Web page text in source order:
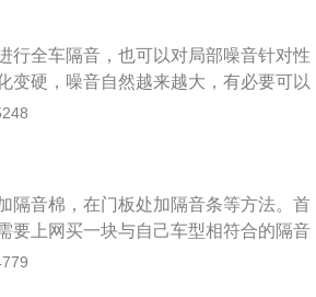
生振动，发出噪音。解决方法：检查
。当使用质量较差的燃油时，发动机
生剧烈的震动，发出噪音。解决方法：
动机异响。发动机下护板螺丝松动，
，产生噪音。解决方法：紧固或调整
行全车隔音，也可以对局部噪音针对性
变硬，噪音自然越来越大，有必要可以
可能是由于缸内积碳严重、气门漏气
身缝隙吸气而与车身周围气流相互作
共鸣等。当行驶速度越快，风噪就会
隔音棉，在门板处加隔音条等方法。首
要上网买一块与自己车型相符合的隔音
；如果风噪声音太大的话，可以在门